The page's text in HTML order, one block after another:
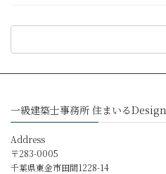
検
一級建築士事務所 住まいるDesign
Address
〒283-0005
千葉県東金市田間1228-14